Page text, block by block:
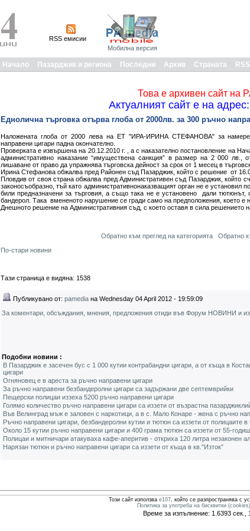
RSS емисии
Мобилна версия
Начало Пазарджик и региона Последни Архив Страната
Това е архивен сайт на
Актуалният сайт е на адрес:
Еднолична търговка отърва глоба от 2000лв. за 300 ръчно
Наложената глоба от 2000 лева на ЕТ "ИРА-ИРИНА СТЕФАНОВА" за
направени цигари падна окончателно.
Проверката е извършена на 20.12.2010 г. , а с наказателно постановление на
административно наказание “имуществена санкция” в размер на 2 000 лв.,
лишаване от право да упражнява търговска дейност за срок от 1 месец в
Ирина Стефанова обжалва пред Районен съд Пазарджик, който с решение от
Пловдив от своя страна обжалва пред Административен съд Пазарджик, който
законосъобразно, тъй като административнонаказващият орган не е установил
били предназначени за търговия, а също така не е установено дали тютюнът,
бандерол. Така вмененото нарушение се гради само на предположения, което е
Днешното решение на Административния съд, с което оставя в сила решението
Обратно към преглед на категорията
Обратно
По-стари новини
Тази страница е видяна: 1538
Публикувано от: pamedia на Wednesday 04 April 2012 - 19:59:09
За коментари, обсъждания, мнения, предложения отиди във Форум НОВИНИ и
Подобни новини :
В Пазарджик е засечен бус с 1 000 кутии контрабандни цигари, а от къща в
цигари
Огняновец е в ареста за ръчно направени цигари
За ръчно направени безбандеролни цигари са задържани две септемврийки
Пещерски полицаи иззеха 5200 ръчно направени цигари
Голямо количество ръчно направени цигари са иззети от възрастна
Във Велинград мъж е заловен с наркотици, а в с. Мало Конаре - жена с ръчно
Ръчно направени цигари, безбандеролни кутии и тютюн са иззети от полицаите
Около 15 кутии ръчно направени цигари и 400 грама тютюн са иззети от 55-
Полицаи и митничари атакуваха кафе-аперитив - откриха 120 литра незаконен
Нарязан тютюн и ръчно направени цигари са иззети от къща в кв."Изток"
Този сайт използва e107, който се разпространява с
Политика за употреба на бисквитки (cookies)
Време за изпълнение: 1.6393 сек.,